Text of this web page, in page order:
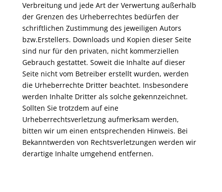
Verbreitung und jede Art der Verwertung außerhalb
der Grenzen des Urheberrechtes bedürfen der
schriftlichen Zustimmung des jeweiligen Autors
bzw.Erstellers. Downloads und Kopien dieser Seite
sind nur für den privaten, nicht kommerziellen
Gebrauch gestattet. Soweit die Inhalte auf dieser
Seite nicht vom Betreiber erstellt wurden, werden
die Urheberrechte Dritter beachtet. Insbesondere
werden Inhalte Dritter als solche gekennzeichnet.
Sollten Sie trotzdem auf eine
Urheberrechtsverletzung aufmerksam werden,
bitten wir um einen entsprechenden Hinweis. Bei
Bekanntwerden von Rechtsverletzungen werden wir
derartige Inhalte umgehend entfernen.